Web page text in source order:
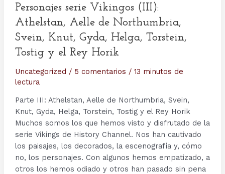
Lord’s
Prayer.
Personajes serie Vikingos (III):
Athelstan, Aelle de Northumbria,
Svein, Knut, Gyda, Helga, Torstein,
Tostig y el Rey Horik
Uncategorized / 5 comentarios / 13 minutos de
lectura
Parte III: Athelstan, Aelle de Northumbria, Svein,
Knut, Gyda, Helga, Torstein, Tostig y el Rey Horik
Muchos somos los que hemos visto y disfrutado de la
serie Vikings de History Channel. Nos han cautivado
los paisajes, los decorados, la escenografía y, cómo
no, los personajes. Con algunos hemos empatizado, a
otros los hemos odiado y otros han pasado sin pena